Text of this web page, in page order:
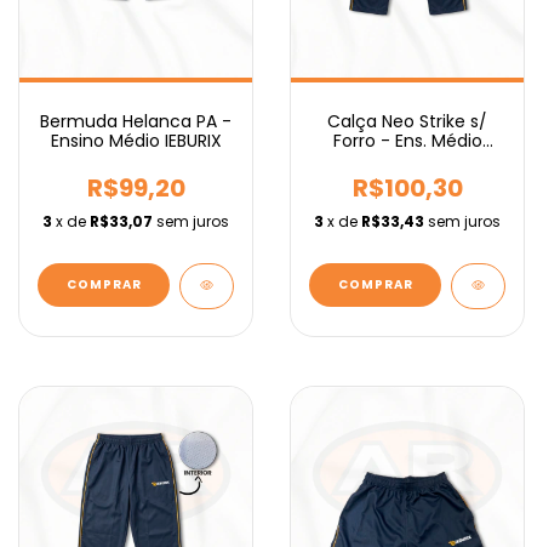
Bermuda Helanca PA -
Ensino Médio IEBURIX
R$99,20
3 x de R$33,07 sem juros
COMPRAR
Calça Neo Strike s/
Forro - Ens. Médio
R$100,30
3 x de R$33,43 sem juros
COMPRAR